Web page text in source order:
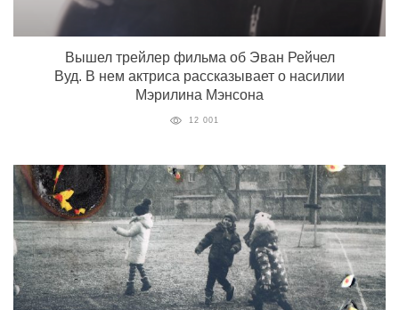
Вышел трейлер фильма об Эван Рейчел
Вуд. В нем актриса рассказывает о насилии
Мэрилина Мэнсона
12 001